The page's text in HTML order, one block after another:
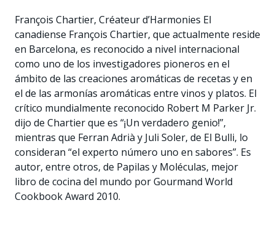
François Chartier, Créateur d’Harmonies El
canadiense François Chartier, que actualmente reside
en Barcelona, es reconocido a nivel internacional
como uno de los investigadores pioneros en el
ámbito de las creaciones aromáticas de recetas y en
el de las armonías aromáticas entre vinos y platos. El
crítico mundialmente reconocido Robert M Parker Jr.
dijo de Chartier que es “¡Un verdadero genio!”,
mientras que Ferran Adrià y Juli Soler, de El Bulli, lo
consideran “el experto número uno en sabores”. Es
autor, entre otros, de Papilas y Moléculas, mejor
libro de cocina del mundo por Gourmand World
Cookbook Award 2010.